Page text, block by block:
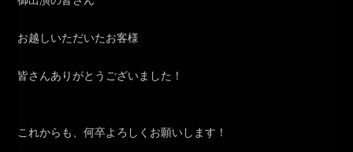
お越しいただいたお客様
皆さんありがとうございました！
これからも、何卒よろしくお願いします！